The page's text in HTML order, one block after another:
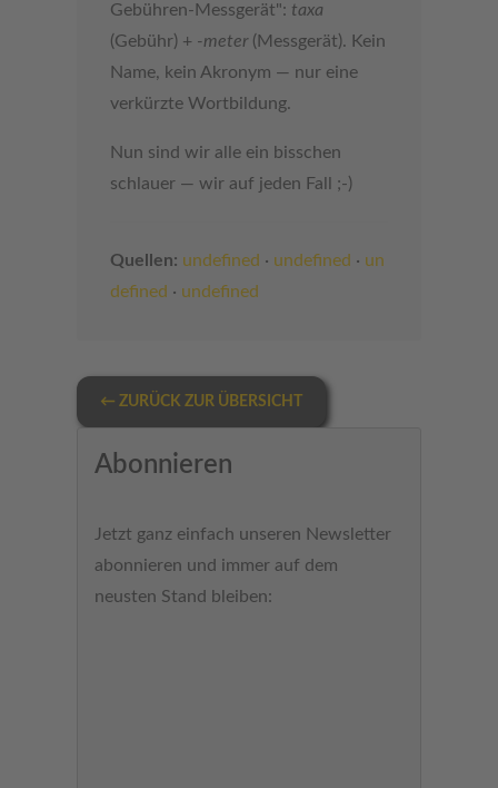
Gebühren-Messgerät": taxa
(Gebühr) + -meter(Messgerät). Kein
Name, kein Akronym — nur eine
verkürzte Wortbildung.
Nun sind wir alle ein bisschen
schlauer — wir auf jeden Fall ;-)
Quellen: undefined · undefined · un
defined · undefined
← ZURÜCK ZUR ÜBERSICHT
Abonnieren
Jetzt ganz einfach unseren Newsletter
abonnieren und immer auf dem
neusten Stand bleiben: